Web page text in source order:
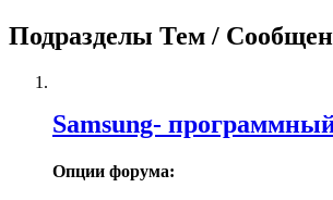
Подразделы Тем /
Samsung-
Опции форума: